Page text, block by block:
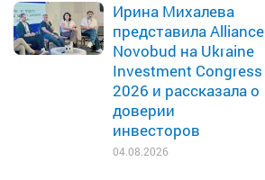
Ирина Михалева
представила Alliance
Novobud на Ukraine
Investment Congress
2026 и рассказала о
доверии
инвесторов
04.08.2026